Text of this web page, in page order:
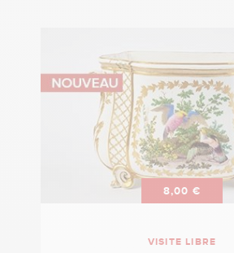
8,00 €
VISITE LIBRE